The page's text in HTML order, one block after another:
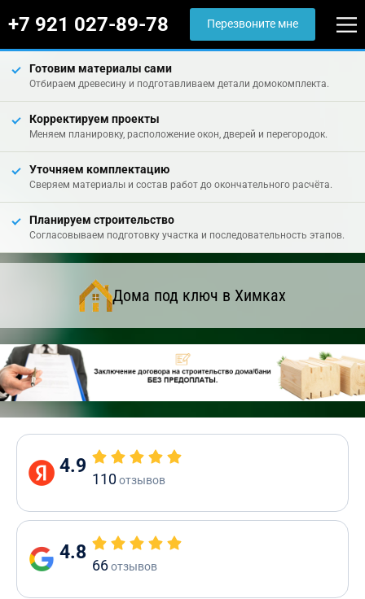
+7 921 027-89-78 Перезвоните мне
Готовим материалы сами
Отбираем древесину и подготавливаем детали домокомплекта.
Корректируем проекты
Меняем планировку, расположение окон, дверей и перегородок.
Уточняем комплектацию
Сверяем материалы и состав работ до окончательного расчёта.
Планируем строительство
Согласовываем подготовку участка и последовательность этапов.
Дома под ключ в Химках
4.9
110отзывов
4.8
66отзывов